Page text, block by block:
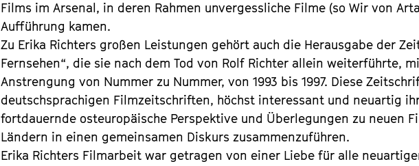
Films im Arsenal, in deren Rahmen unvergessliche Filme (so Wir von
Aufführung kamen.
Zu Erika Richters großen Leistungen gehört auch die Herausgabe der
Fernsehen“, die sie nach dem Tod von Rolf Richter allein weiterführte,
Anstrengung von Nummer zu Nummer, von 1993 bis 1997. Diese
deutschsprachigen Filmzeitschriften, höchst interessant und neuartig
fortdauernde osteuropäische Perspektive und Überlegungen zu neuen
Ländern in einen gemeinsamen Diskurs zusammenzuführen.
Erika Richters Filmarbeit war getragen von einer Liebe für alle